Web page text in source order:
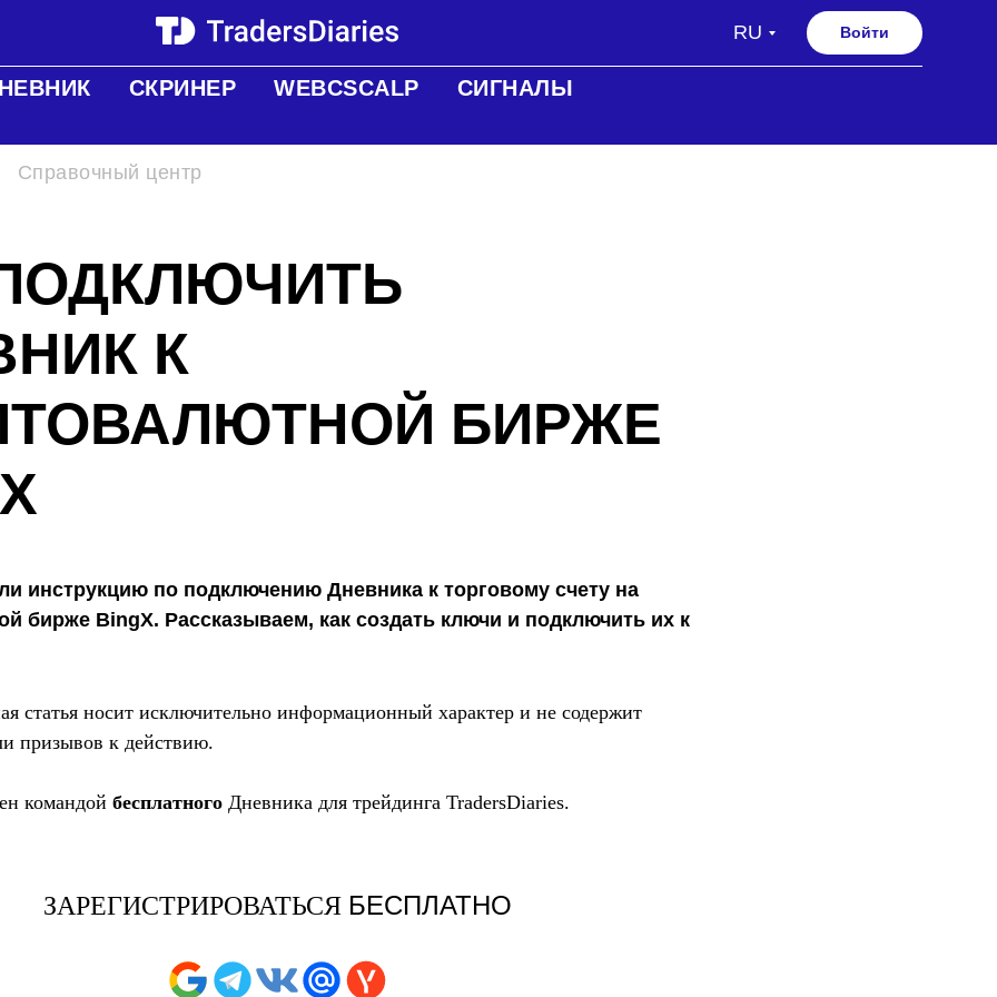
RU Войти
СКРИНЕР WEBCSCALP СИГНАЛЫ
Справочный центр
К
БИРЖЕ
инструкцию по подключению Дневника к торговому счету на
бирже BingX. Рассказываем, как создать ключи и подключить их к
статья носит исключительно информационный характер и не содержит
призывов к действию.
командой бесплатного Дневника для трейдинга TradersDiaries.
ЗАРЕГИСТРИРОВАТЬСЯ БЕСПЛАТНО